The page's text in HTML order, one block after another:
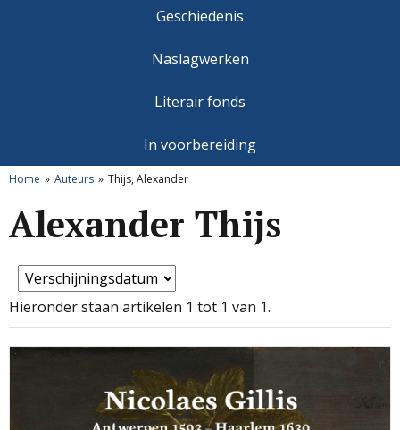
Geschiedenis
Naslagwerken
Literair fonds
In voorbereiding
Home Auteurs Thijs, Alexander
Alexander Thijs
Hieronder staan artikelen 1 tot 1 van 1.